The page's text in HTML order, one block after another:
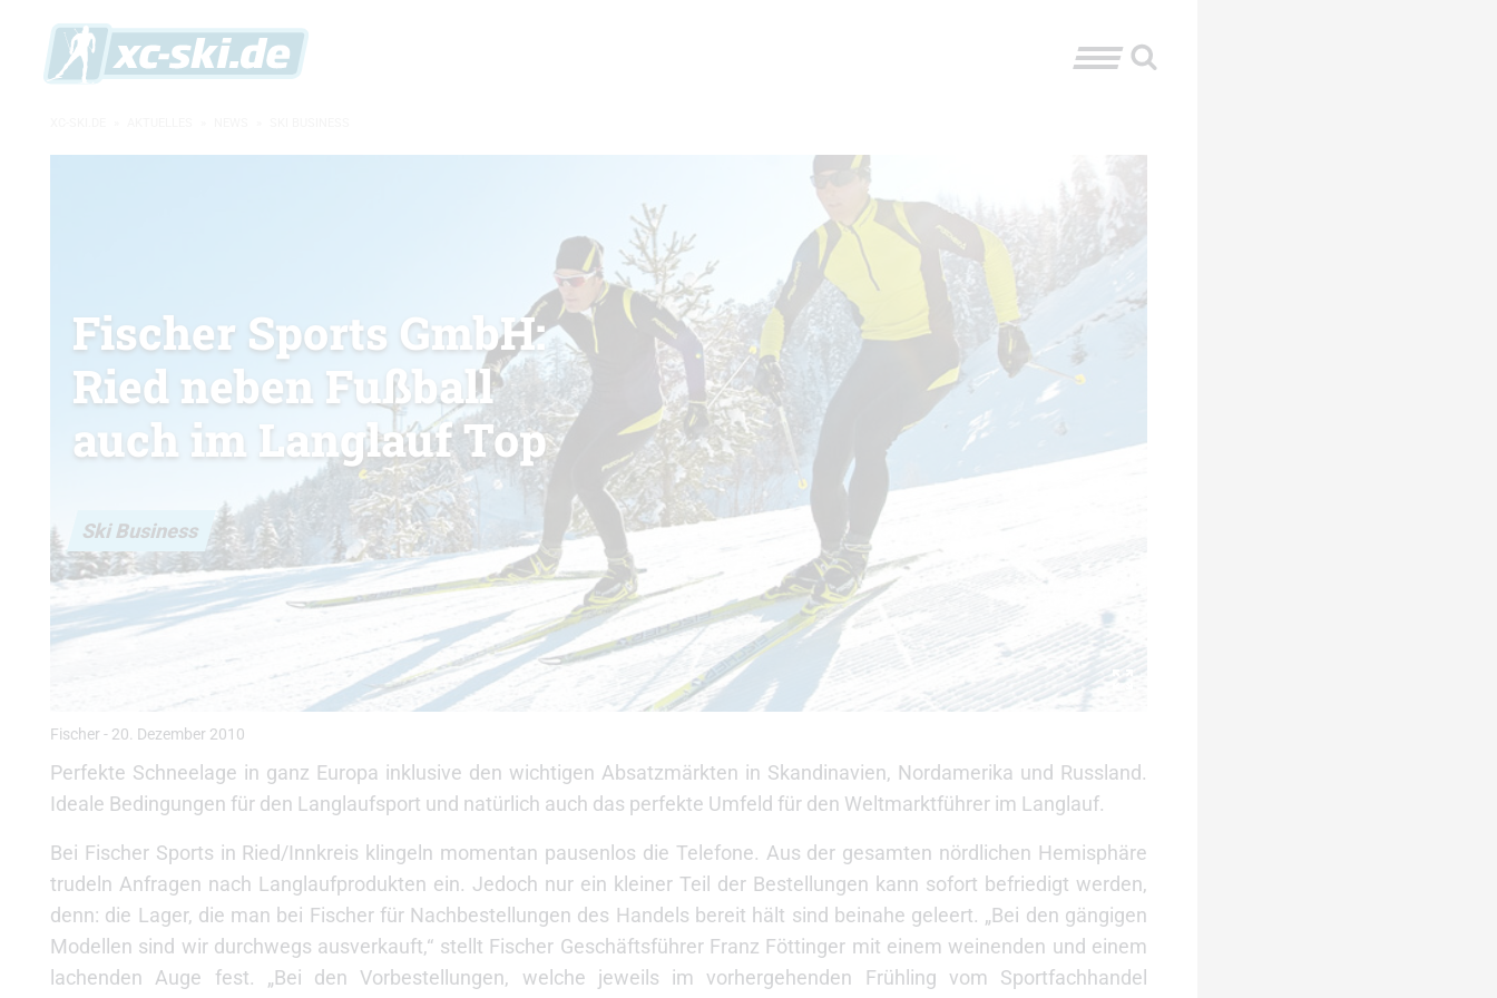
Ski Business
Fischer Sports GmbH:
Ried neben Fußball
auch im Langlauf Top
Fischer - 20. Dezember 2010
Perfekte Schneelage in ganz Europa inklusive den wichtigen Absatzmärkten in Skandinavien, Nordamerika und Russland.
Ideale Bedingungen für den Langlaufsport und natürlich auch das perfekte Umfeld für den Weltmarktführer im Langlauf.
Bei Fischer Sports in Ried/Innkreis klingeln momentan pausenlos die Telefone. Aus der gesamten nördlichen Hemisphäre
trudeln Anfragen nach Langlaufprodukten ein. Jedoch nur ein kleiner Teil der Bestellungen kann sofort befriedigt werden,
denn: die Lager, die man bei Fischer für Nachbestellungen des Handels bereit hält sind beinahe geleert. „Bei den gängigen
Modellen sind wir durchwegs ausverkauft,“ stellt Fischer Geschäftsführer Franz Föttinger mit einem weinenden und einem
lachenden Auge fest. „Bei den Vorbestellungen, welche jeweils im vorhergehenden Frühling vom Sportfachhandel